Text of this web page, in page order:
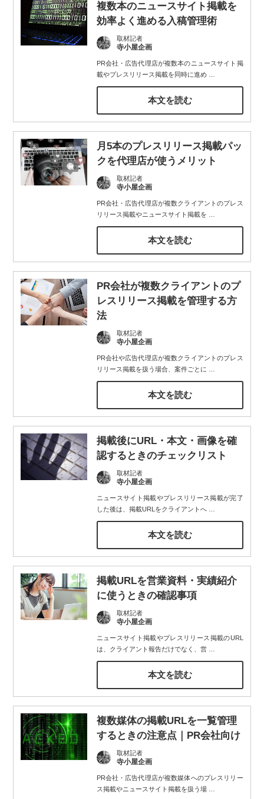
複数本のニュースサイト掲載を
効率よく進める入稿管理術
取材記者
寺小屋企画
PR会社・広告代理店が複数本のニュースサイト掲
載やプレスリリース掲載を同時に進め…
本文を読む
月5本のプレスリリース掲載パッ
クを代理店が使うメリット
取材記者
寺小屋企画
PR会社・広告代理店が複数クライアントのプレス
リリース掲載やニュースサイト掲載を
本文を読む
PR会社が複数クライアントのプ
レスリリース掲載を管理する方
法
取材記者
寺小屋企画
PR会社や広告代理店が複数クライアントのプレス
リリース掲載を扱う場合、案件ごとに
本文を読む
掲載後にURL・本文・画像を確
認するときのチェックリスト
取材記者
寺小屋企画
ニュースサイト掲載やプレスリリース掲載が完了
した後は、掲載URLをクライアントへ…
本文を読む
掲載URLを営業資料・実績紹介
に使うときの確認事項
取材記者
寺小屋企画
ニュースサイト掲載やプレスリリース掲載のURL
は、クライアント報告だけでなく、営…
本文を読む
複数媒体の掲載URLを一覧管理
するときの注意点｜PR会社向け
取材記者
寺小屋企画
PR会社・広告代理店が複数媒体へのプレスリリー
ス掲載やニュースサイト掲載を扱う場…